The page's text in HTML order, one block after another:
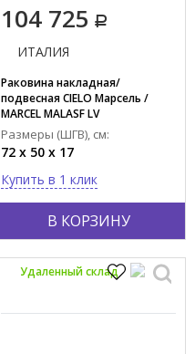
104 725
В КОРЗИНУ
ИТАЛИЯ
Раковина накладная/
подвесная CIELO Марсель /
MARCEL MALASF LV
Размеры (ШГВ), см:
72 x 50 x 17
Купить в 1 клик
Удаленный склад